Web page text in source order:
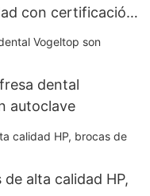
con certificación
dental
autoclave
alta calidad HP,